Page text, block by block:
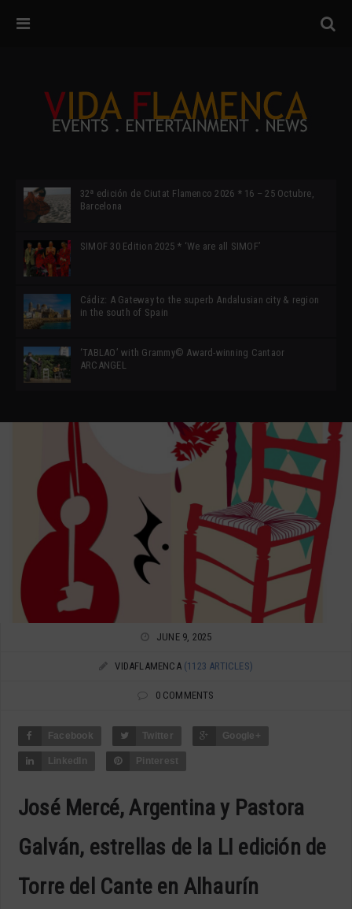
32ª edición de Ciutat Flamenco 2026 * 16 – 25 Octubre,
Barcelona
SIMOF 30 Edition 2025 * ‘We are all SIMOF’
Cádiz: A Gateway to the superb Andalusian city & region
in the south of Spain
‘TABLAO’ with Grammy© Award-winning Cantaor
ARCANGEL
JUNE 9, 2025
VIDAFLAMENCA (1123 ARTICLES)
0 COMMENTS
Facebook Twitter Google+
LinkedIn Pinterest
José Mercé, Argentina y Pastora
Galván, estrellas de la LI edición de
Torre del Cante en Alhaurín